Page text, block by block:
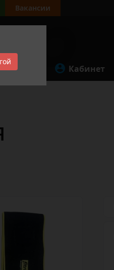
Вакансии
Кабинет